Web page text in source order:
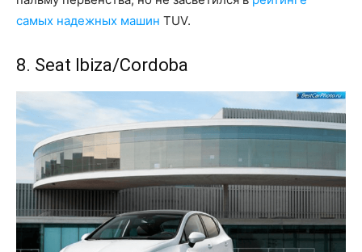
самых надежных машин TUV.
8. Seat Ibiza/Cordoba